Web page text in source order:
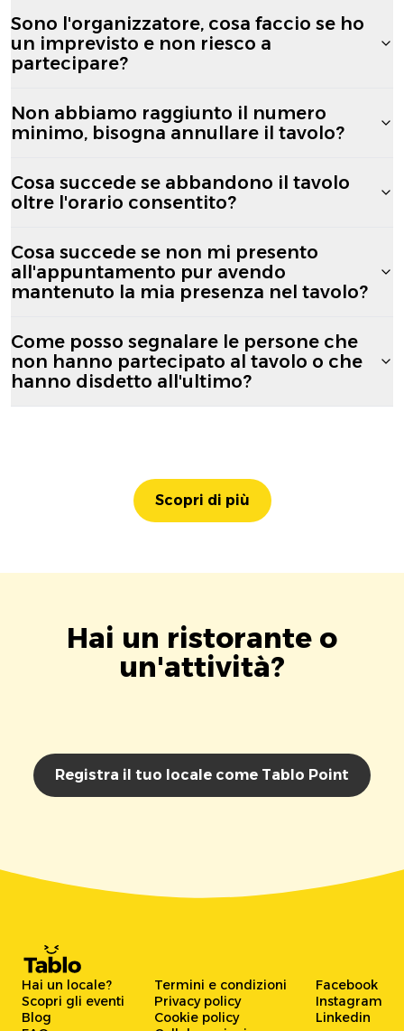
Sono l'organizzatore, cosa faccio se ho
un imprevisto e non riesco a
partecipare?
Non abbiamo raggiunto il numero
minimo, bisogna annullare il tavolo?
Cosa succede se abbandono il tavolo
oltre l'orario consentito?
Cosa succede se non mi presento
all'appuntamento pur avendo
mantenuto la mia presenza nel tavolo?
Come posso segnalare le persone che
non hanno partecipato al tavolo o che
hanno disdetto all'ultimo?
Scopri di più
Hai un ristorante o
un'attività?
Registra il tuo locale come Tablo Point
Hai un locale?
Scopri gli eventi
Blog
Termini e condizioni
Privacy policy
Cookie policy
Facebook
Instagram
Linkedin